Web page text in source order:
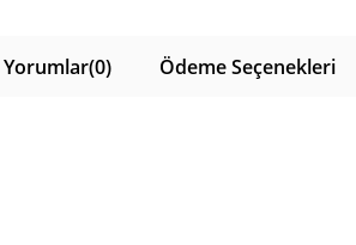
Yorumlar(0) Ödeme Seçenekleri